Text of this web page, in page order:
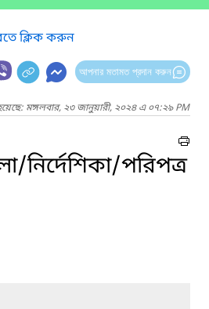
ক্লিক করুন
আপনার মতামত প্রদান করুন
মঙ্গলবার, ২৩ জানুয়ারী, ২০২৪ এ ০৭:২৯ PM
নির্দেশিকা/পরিপত্র